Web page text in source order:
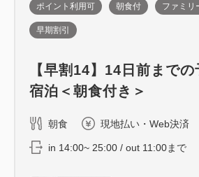
ポイント利用可 朝食付 ファミリ
早期割引
【早割14】14日前まで
宿泊＜朝食付き＞
朝食 現地払い・Web決済
in 14:00~ 25:00 / out 11:00まで